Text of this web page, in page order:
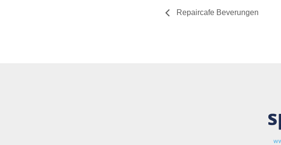
Repaircafe Beverungen